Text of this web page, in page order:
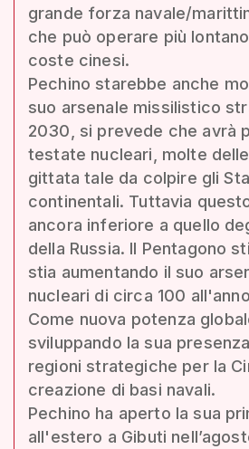
grande forza navale/
che può operare più
coste cinesi.
Pechino starebbe anche
suo arsenale missilistico
2030, si prevede che avrà
testate nucleari, molte
gittata tale da colpire gli
continentali. Tuttavia
ancora inferiore a quello
della Russia. Il Pentagono
stia aumentando il suo
nucleari di circa 100
Come nuova potenza
sviluppando la sua
regioni strategiche per la
creazione di basi navali.
Pechino ha aperto la sua
all'estero a Gibuti